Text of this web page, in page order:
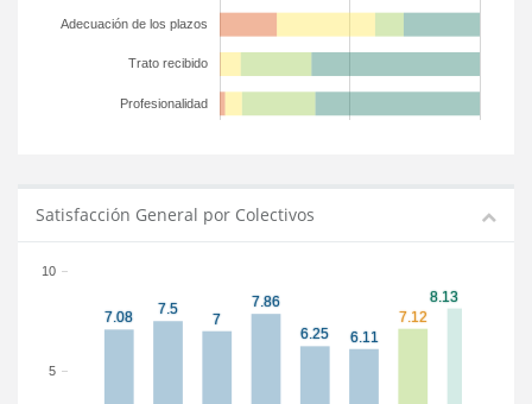
Adecuación de los plazos
Trato recibido
Profesionalidad
Satisfacción General por Colectivos
5
10